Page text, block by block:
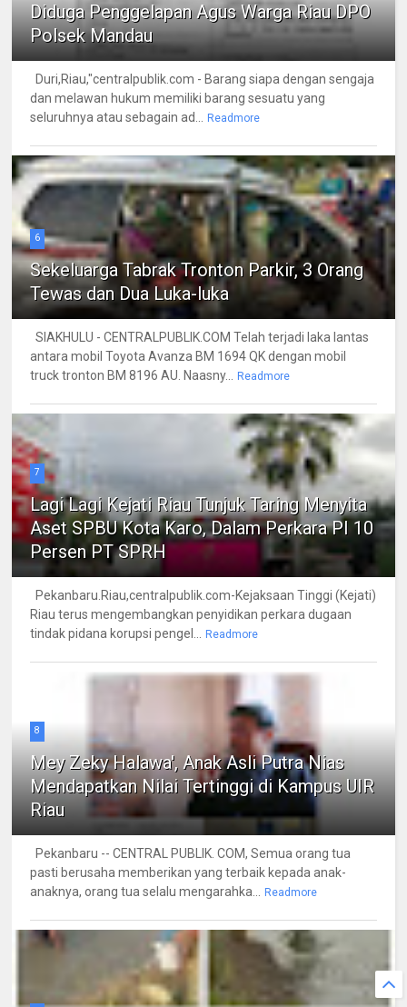
Diduga Penggelapan Agus Warga Riau DPO
Polsek Mandau
Duri,Riau,"centralpublik.com - Barang siapa dengan sengaja
dan melawan hukum memiliki barang sesuatu yang
seluruhnya atau sebagain ad...
Readmore
6
Sekeluarga Tabrak Tronton Parkir, 3 Orang
Tewas dan Dua Luka-luka
SIAKHULU - CENTRALPUBLIK.COM Telah terjadi laka lantas
antara mobil Toyota Avanza BM 1694 QK dengan mobil
truck tronton BM 8196 AU. Naasny...
Readmore
7
Lagi Lagi Kejati Riau Tunjuk Taring Menyita
Aset SPBU Kota Karo, Dalam Perkara PI 10
Persen PT SPRH
Pekanbaru.Riau,centralpublik.com-Kejaksaan Tinggi (Kejati)
Riau terus mengembangkan penyidikan perkara dugaan
tindak pidana korupsi pengel...
Readmore
8
Mey Zeky Halawa', Anak Asli Putra Nias
Mendapatkan Nilai Tertinggi di Kampus UIR
Riau
Pekanbaru -- CENTRAL PUBLIK. COM, Semua orang tua
pasti berusaha memberikan yang terbaik kepada anak-
anaknya, orang tua selalu mengarahka...
Readmore